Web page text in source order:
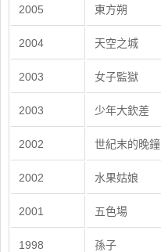
2005 東方朔
2004 天空之城
2003 女子監獄
2003 少年大欽差
2002 世紀末的晚鐘
2002 水果姑娘
2001 五色場
1998 孫子